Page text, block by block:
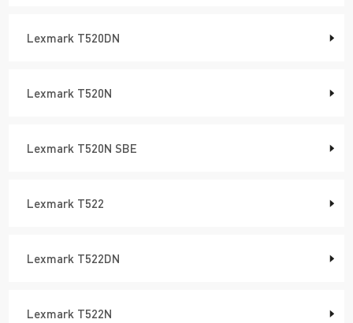
Lexmark T520DN
Lexmark T520N
Lexmark T520N SBE
Lexmark T522
Lexmark T522DN
Lexmark T522N